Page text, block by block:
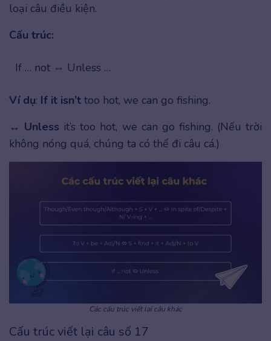
loại câu điều kiện.
Cấu trúc:
If … not ⇔ Unless …
Ví dụ: If it isn’t too hot, we can go fishing.
↔ Unless it’s too hot, we can go fishing. (Nếu trời
không nóng quá, chúng ta có thể đi câu cá.)
Các cấu trúc viết lại câu khác
Cấu trúc viết lại câu số 17